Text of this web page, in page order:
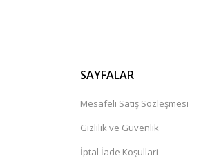
SAYFALAR
Mesafeli Satış Sözleşmesi
Gizlilik ve Güvenlik
İptal İade Koşullari